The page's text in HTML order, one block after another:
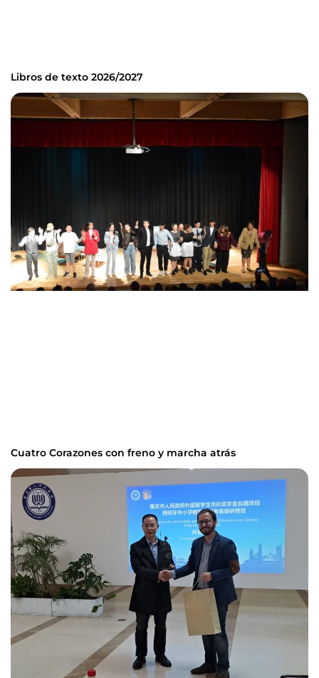
Libros de texto 2026/2027
Cuatro Corazones con freno y marcha atrás